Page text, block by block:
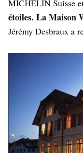
MICHELIN Suisse
étoiles. La Maison
Jérémy Desbraux a